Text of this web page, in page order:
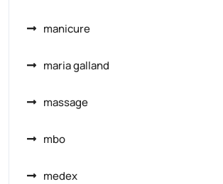
manicure
maria galland
massage
mbo
medex